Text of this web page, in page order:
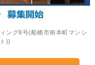
ング8号(船橋市南本町マンシ
))